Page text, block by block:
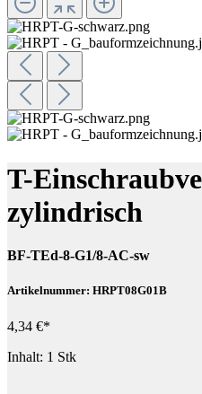
T-
zylindrisch
BF-TEd-8-G1/8-AC-sw
Artikelnummer: HRPT08G01B
4,34 €*
Inhalt: 1 Stk